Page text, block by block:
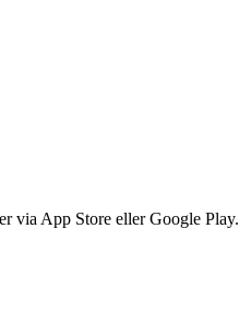
via App Store eller Google Play.